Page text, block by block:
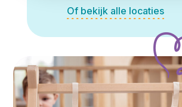
Of bekijk alle locaties